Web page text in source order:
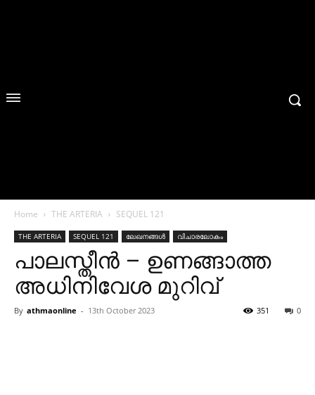
Home THE ARTERIA SEQUEL 121
THE ARTERIA SEQUEL 121 ലേഖനങ്ങൾ വിചാരലോകം
പാലസ്തീന്‍ – ഉണങ്ങാത്ത
അധിനിവേശ മുറിവ്
By athmaonline - 13th October 2023 0
351